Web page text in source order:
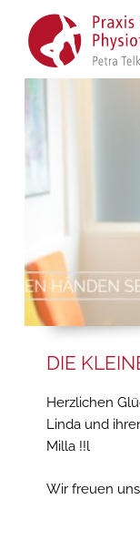
DIE
Herzlichen
Linda und
Milla !!l
Wir freuen